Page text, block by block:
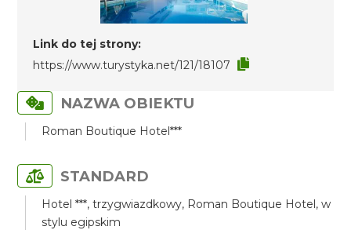
Link do tej strony:
https://www.turystyka.net/121/18107
NAZWA OBIEKTU
Roman Boutique Hotel***
STANDARD
Hotel ***, trzygwiazdkowy, Roman Boutique Hotel, w
stylu egipskim